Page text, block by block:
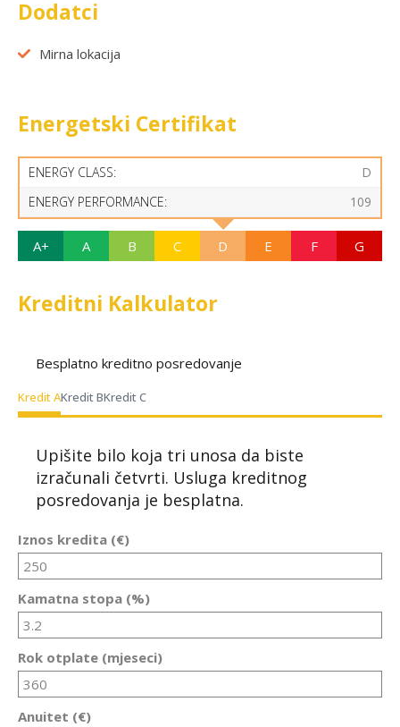
Dodatci
Mirna lokacija
Energetski Certifikat
ENERGY CLASS:
D
ENERGY PERFORMANCE:
109
A+ A B C D E F G
Kreditni Kalkulator
Besplatno kreditno posredovanje
Kredit AKredit BKredit C
Upišite bilo koja tri unosa da biste
izračunali četvrti. Usluga kreditnog
posredovanja je besplatna.
Iznos kredita (€)
Kamatna stopa (%)
Rok otplate (mjeseci)
Anuitet (€)